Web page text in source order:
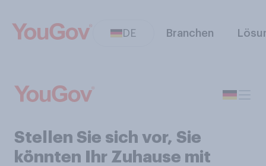
DE Branchen
Stellen Sie sich vor, Sie
könnten Ihr Zuhause mit